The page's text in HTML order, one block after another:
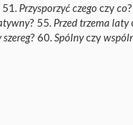
51. Przysporzyć czego czyco
? 55. Przed trzema laty
szereg? 60.Spólnyczy